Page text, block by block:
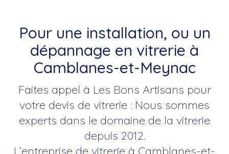
Pour une installation, ou un
dépannage en vitrerie à
Camblanes-et-Meynac
Faites appel à Les Bons Artisans pour
votre devis de vitrerie : Nous sommes
experts dans le domaine de la vitrerie
depuis 2012.
L’entreprise de vitrerie à Camblanes-et-